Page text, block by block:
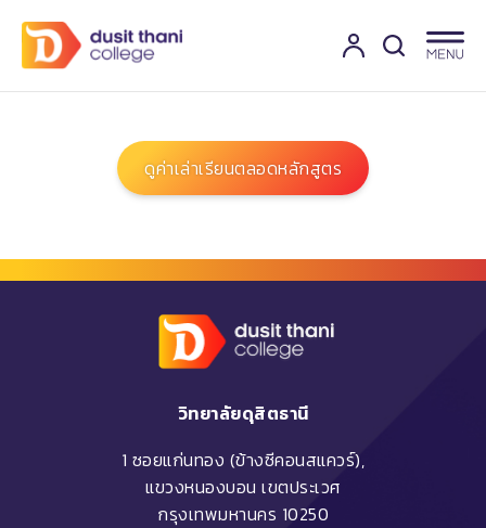
ดูค่าเล่าเรียนตลอดหลักสูตร
วิทยาลัยดุสิตธานี
1 ซอยแก่นทอง (ข้างซีคอนสแควร์),
แขวงหนองบอน เขตประเวศ
กรุงเทพมหานคร 10250